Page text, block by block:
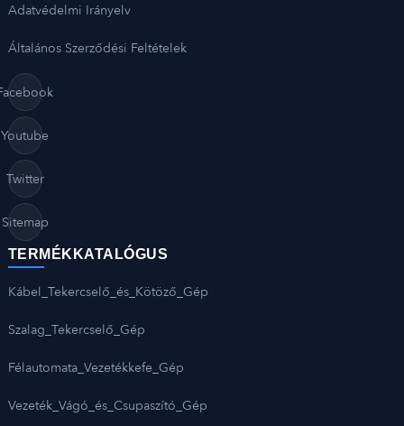
Adatvédelmi Irányelv
Általános Szerződési Feltételek
Youtube
Twitter
Sitemap
TERMÉKKATALÓGUS
Kábel_Tekercselő_és_Kötöző_Gép
Szalag_Tekercselő_Gép
Félautomata_Vezetékkefe_Gép
Vezeték_Vágó_és_Csupaszító_Gép